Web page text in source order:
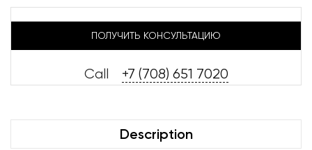
ПОЛУЧИТЬ КОНСУЛЬТАЦИЮ
Call +7 (708) 651 7020
Description